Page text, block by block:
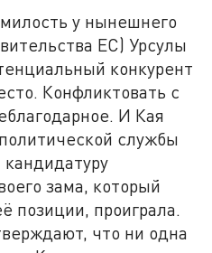
у нынешнего
ЕС) Урсулы
конкурент
Конфликтовать с
И Кая
службы
кандидатуру
зама, который
позиции, проиграла.
что ни одна